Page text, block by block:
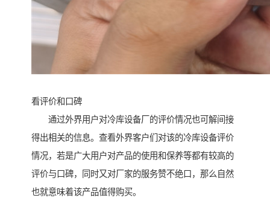
看评价和口碑
通过外界用户对冷库设备厂的评价情况也可解间接
得出相关的信息。查看外界客户们对该的冷库设备评价
情况，若是广大用户对产品的使用和保养等都有较高的
评价与口碑，同时又对厂家的服务赞不绝口，那么自然
也就意味着该产品值得购买。